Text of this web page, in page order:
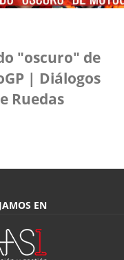
"oscuro" de
| Diálogos
Ruedas
EN